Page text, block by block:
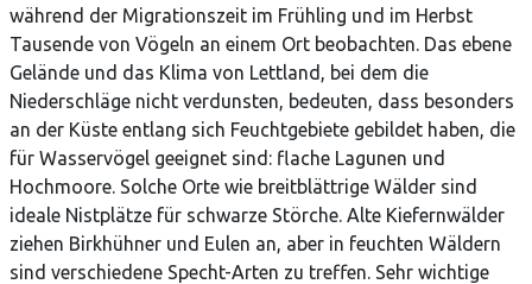
während der Migrationszeit im Frühling und im Herbst
Tausende von Vögeln an einem Ort beobachten. Das ebene
Gelände und das Klima von Lettland, bei dem die
Niederschläge nicht verdunsten, bedeuten, dass besonders
an der Küste entlang sich Feuchtgebiete gebildet haben, die
für Wasservögel geeignet sind: flache Lagunen und
Hochmoore. Solche Orte wie breitblättrige Wälder sind
ideale Nistplätze für schwarze Störche. Alte Kiefernwälder
ziehen Birkhühner und Eulen an, aber in feuchten Wäldern
sind verschiedene Specht-Arten zu treffen. Sehr wichtige